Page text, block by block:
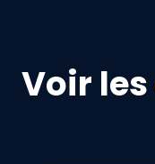
Voir les